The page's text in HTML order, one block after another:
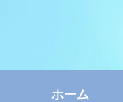
ホーム